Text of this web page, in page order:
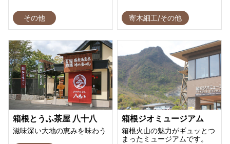
その他 寄木細工/その他
箱根とうふ茶屋 八十八
滋味深い大地の恵みを味わう
箱根ジオミュージアム
箱根火山の魅力がギュッとつ
まったミュージアムです。